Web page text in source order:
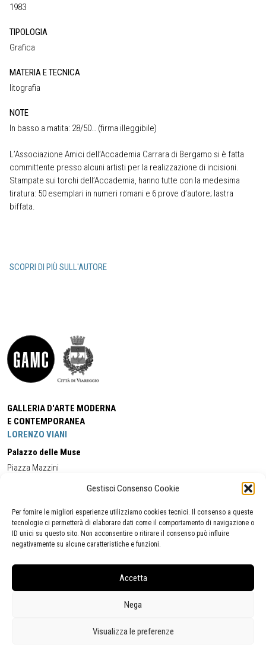
Gestisci Consenso Cookie
Per fornire le migliori esperienze utilizziamo cookies tecnici. Il consenso a queste
tecnologie ci permetterà di elaborare dati come il comportamento di navigazione o
ID unici su questo sito. Non acconsentire o ritirare il consenso può influire
negativamente su alcune caratteristiche e funzioni.
Accetta
Nega
Visualizza le preferenze
1983
TIPOLOGIA
Grafica
MATERIA E TECNICA
litografia
NOTE
In basso a matita: 28/50… (firma illeggibile)
L’Associazione Amici dell’Accademia Carrara di Bergamo si è fatta
committente presso alcuni artisti per la realizzazione di incisioni.
Stampate sui torchi dell’Accademia, hanno tutte con la medesima
tiratura: 50 esemplari in numeri romani e 6 prove d’autore; lastra
biffata.
SCOPRI DI PIÙ SULL'AUTORE
GALLERIA D'ARTE MODERNA
E CONTEMPORANEA
LORENZO VIANI
Palazzo delle Muse
Piazza Mazzini
Cell:+39 338 5714978 (orario apertura Galleria)
Tel:
+39 0584 944580
(orario 09.00/13.00)
Email:gamc@comune.viareggio.lu.it
Segnalazione di inaccessibilità